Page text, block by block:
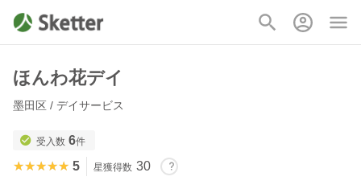
ほんわ花デイ
墨田区 / デイサービス
受入数 6件
★★★★★
★★★★★ 5 星獲得数 30